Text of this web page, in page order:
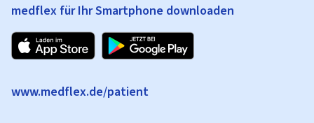
medflex für Ihr Smartphone downloaden
www.medflex.de/patient